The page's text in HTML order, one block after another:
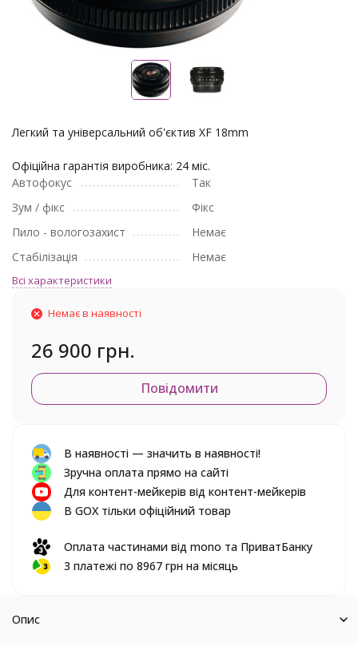
Легкий та універсальний об'єктив XF 18mm
Офіційна гарантія виробника: 24 міс.
Автофокус
Так
Зум / фікс
Фікс
Пило - вологозахист
Немає
Стабілізація
Немає
Всі характеристики
Немає в наявності
26 900 грн.
Повідомити
В наявності — значить в наявності!
Зручна оплата прямо на сайті
Для контент-мейкерів від контент-мейкерів
В GOX тільки офіційний товар
Оплата частинами від mono та ПриватБанку
3 платежі по 8967 грн на місяць
Опис